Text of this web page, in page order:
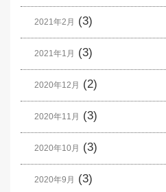
2021年2月 (3)
2021年1月 (3)
2020年12月 (2)
2020年11月 (3)
2020年10月 (3)
2020年9月 (3)